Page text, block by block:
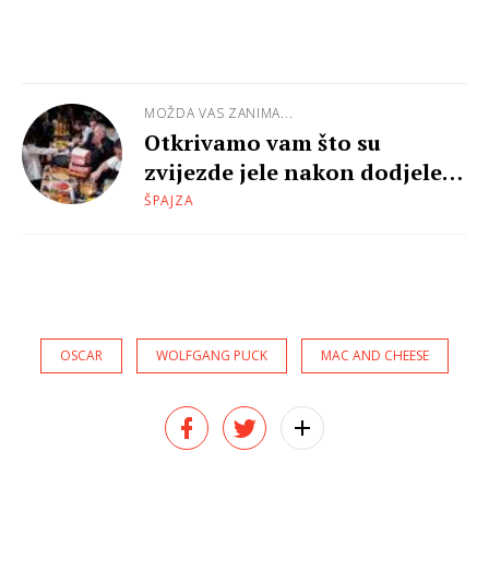
MOŽDA VAS ZANIMA...
Otkrivamo vam što su
zvijezde jele nakon dodjele
Oscara
ŠPAJZA
OSCAR WOLFGANG PUCK MAC AND CHEESE